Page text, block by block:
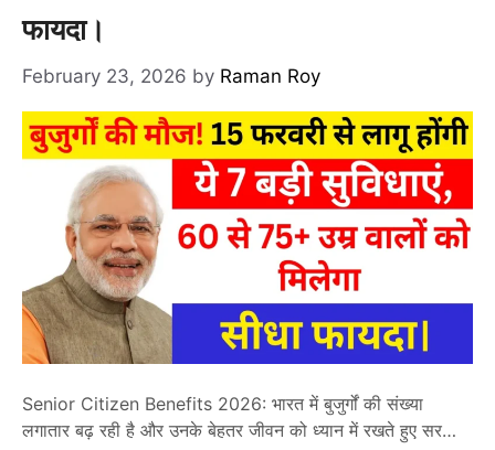
फायदा।
February 23, 2026 by Raman Roy
Senior Citizen Benefits 2026: भारत में बुजुर्गों की संख्या
लगातार बढ़ रही है और उनके बेहतर जीवन को ध्यान में रखते हुए सरकार